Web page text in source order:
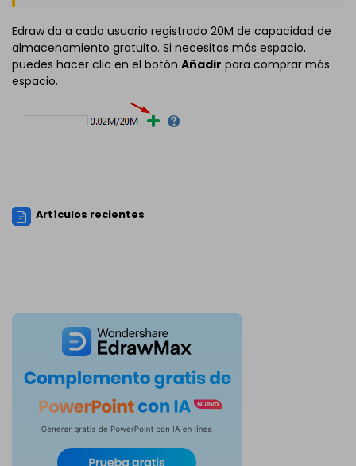
Edraw da a cada usuario registrado 20M de capacidad de
almacenamiento gratuito. Si necesitas más espacio,
puedes hacer clic en el botón Añadir para comprar más
espacio.
Artículos recientes